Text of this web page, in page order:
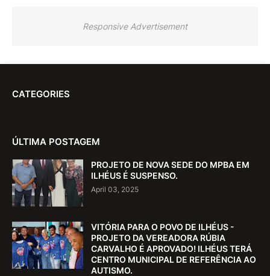
Responsive Advertisement
CATEGORIES
ÚLTIMA POSTAGEM
PROJETO DE NOVA SEDE DO MPBA EM
ILHÉUS É SUSPENSO.
April 03, 2025
VITÓRIA PARA O POVO DE ILHÉUS -
PROJETO DA VEREADORA RÚBIA
CARVALHO É APROVADO! ILHÉUS TERÁ
CENTRO MUNICIPAL DE REFERÊNCIA AO
AUTISMO.